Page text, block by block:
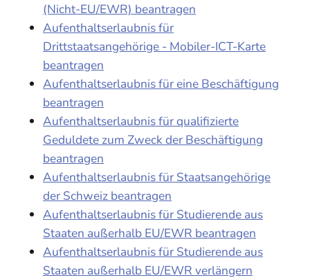
(Nicht-EU/EWR) beantragen
Aufenthaltserlaubnis für
Drittstaatsangehörige - Mobiler-ICT-Karte
beantragen
Aufenthaltserlaubnis für eine Beschäftigung
beantragen
Aufenthaltserlaubnis für qualifizierte
Geduldete zum Zweck der Beschäftigung
beantragen
Aufenthaltserlaubnis für Staatsangehörige
der Schweiz beantragen
Aufenthaltserlaubnis für Studierende aus
Staaten außerhalb EU/EWR beantragen
Aufenthaltserlaubnis für Studierende aus
Staaten außerhalb EU/EWR verlängern